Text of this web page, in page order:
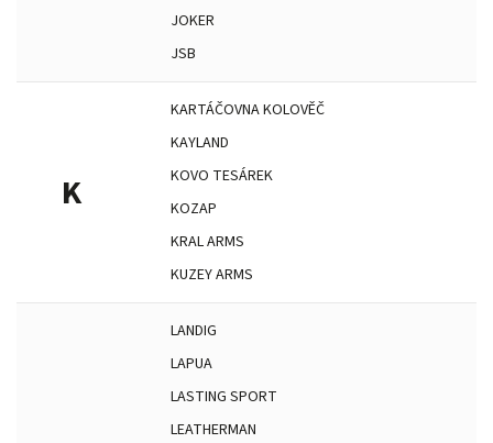
JOKER
JSB
K
KARTÁČOVNA KOLOVĚČ
KAYLAND
KOVO TESÁREK
KOZAP
KRAL ARMS
KUZEY ARMS
LANDIG
LAPUA
LASTING SPORT
LEATHERMAN